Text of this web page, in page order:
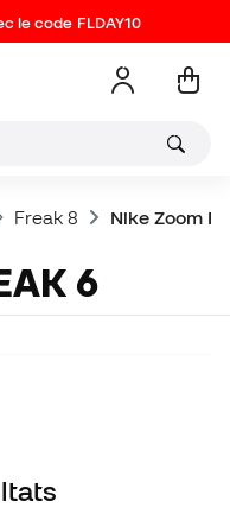
le code FLDAY10
Freak 8 Nike Zoom
6